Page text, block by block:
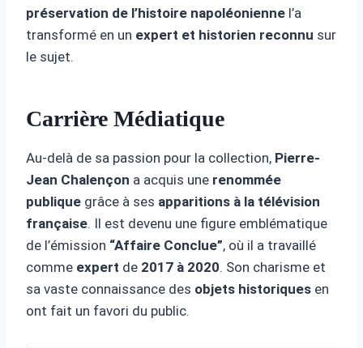
préservation de l’histoire napoléonienne l’a
transformé en un expert et historien reconnu sur
le sujet.
Carrière Médiatique
Au-delà de sa passion pour la collection, Pierre-
Jean Chalençon a acquis une renommée
publique grâce à ses apparitions à la télévision
française. Il est devenu une figure emblématique
de l’émission “Affaire Conclue”, où il a travaillé
comme expert de 2017 à 2020. Son charisme et
sa vaste connaissance des objets historiques en
ont fait un favori du public.